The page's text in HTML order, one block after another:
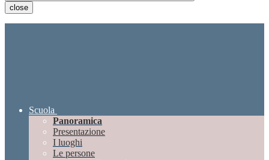
close
Scuola
Panoramica
Presentazione
I luoghi
Le persone